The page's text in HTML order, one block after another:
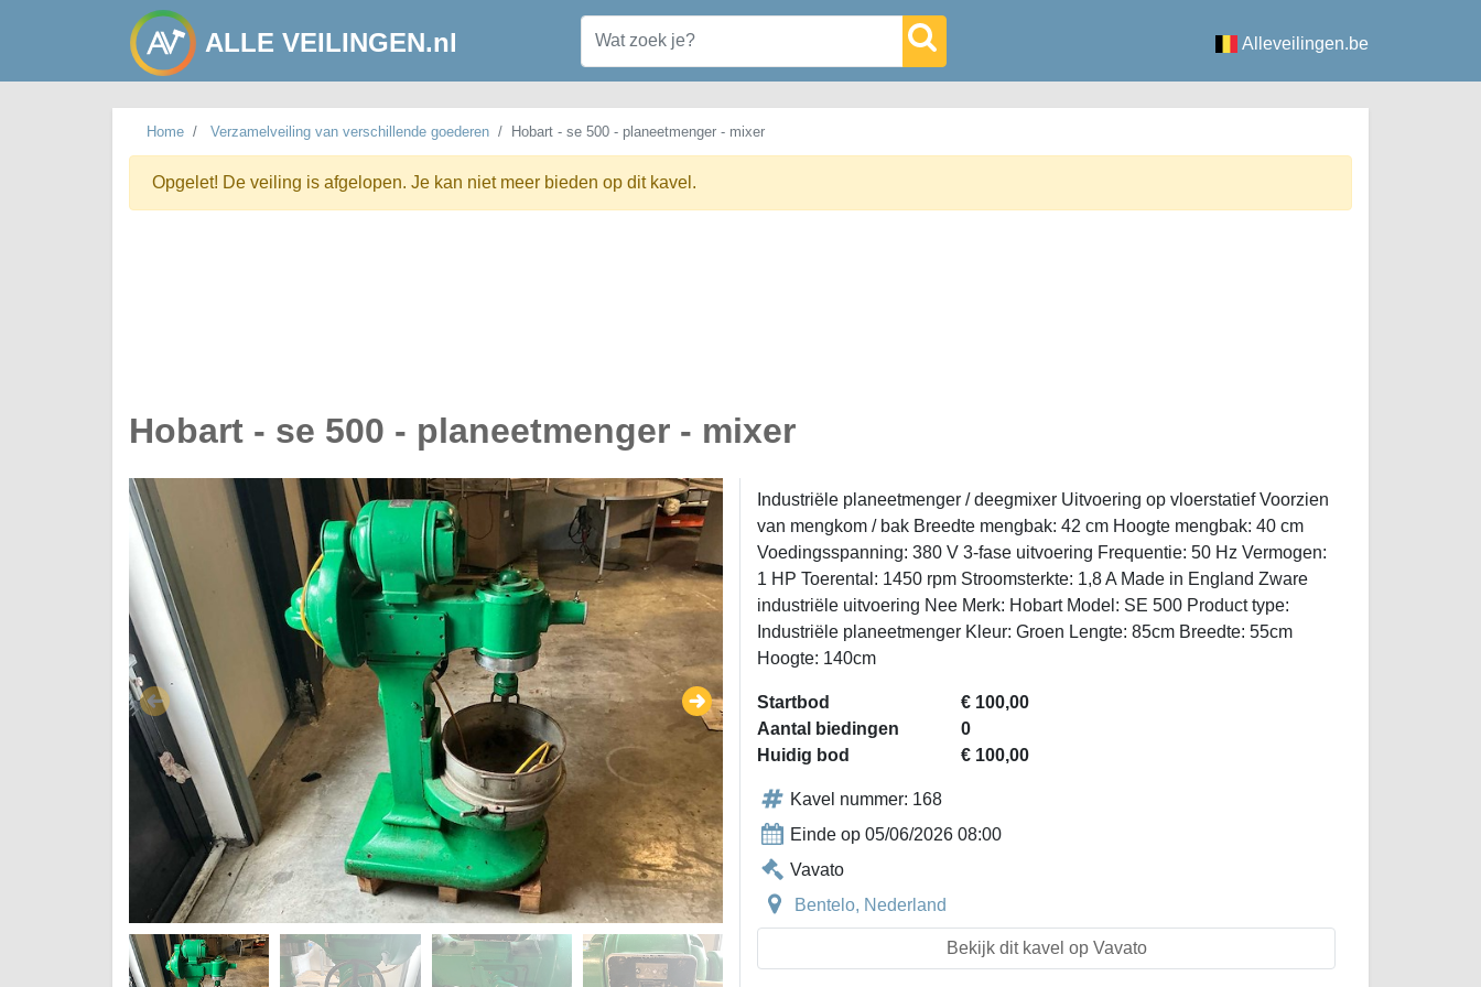
ALLE VEILINGEN.nl Alleveilingen.be
Home Verzamelveiling van verschillende goederen Hobart - se 500 - planeetmenger - mixer
Opgelet! De veiling is afgelopen. Je kan niet meer bieden op dit kavel.
Hobart - se 500 - planeetmenger - mixer
Industriële planeetmenger / deegmixer Uitvoering op vloerstatief Voorzien
van mengkom / bak Breedte mengbak: 42 cm Hoogte mengbak: 40 cm
Voedingsspanning: 380 V 3-fase uitvoering Frequentie: 50 Hz Vermogen:
1 HP Toerental: 1450 rpm Stroomsterkte: 1,8 A Made in England Zware
industriële uitvoering Nee Merk: Hobart Model: SE 500 Product type:
Industriële planeetmenger Kleur: Groen Lengte: 85cm Breedte: 55cm
Hoogte: 140cm
Startbod
€ 100,00
Aantal biedingen
0
Huidig bod
€ 100,00
Kavel nummer: 168
Einde op 05/06/2026 08:00
Vavato
Bentelo, Nederland
Bekijk dit kavel op Vavato